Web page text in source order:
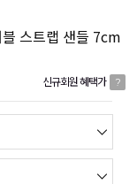
스트랩 샌들 7cm
신규회원 혜택가 ?